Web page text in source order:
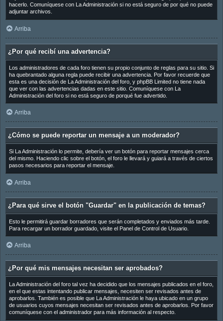
hacerlo. Comuníquese con La Administración si no está seguro de por qué no puede
adjuntar archivos.
Arriba
¿Por qué recibí una advertencia?
Los administradores de cada foro tienen su propio conjunto de reglas para su sitio. Si
ha quebrantado alguna regla puede recibir una advertencia. Por favor recuerde que
esta es una decisión de La Administración del foro, y phpBB Limited no tiene nada
que ver con las advertencias dadas en este sitio. Comuníquese con La
Administración del foro si no está seguro de porqué fue advertido.
Arriba
¿Cómo se puede reportar un mensaje a un moderador?
Si La Administración lo permite, debería ver un botón para reportar mensajes cerca
del mismo. Haciendo clic sobre el botón, el foro le llevará y guiará a través de ciertos
pasos necesarios para reportar el mensaje.
Arriba
¿Para qué sirve el botón "Guardar" en la publicación de temas?
Esto le permitirá guardar borradores que serán completados y enviados más tarde.
Para recargar un borrador guardado, visite el Panel de Control de Usuario.
Arriba
¿Por qué mis mensajes necesitan ser aprobados?
La Administración del foro tal vez ha decidido que los mensajes publicados en el foro,
en el que estas intentando publicar mensajes, necesiten ser revisados antes de
aprobarlos. También es posible que La Administración le haya ubicado en un grupo
de usuarios cuyos mensajes necesitan ser revisados antes de aprobarlos. Por favor
comuníquese con el administrador para más información al respecto.